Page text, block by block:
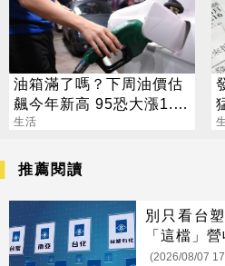
油箱滿了嗎？下周油價估
飆今年新高 95恐大漲1.2
元
生活
推薦閱讀
別只看台
「這檔」
(2026/08/07